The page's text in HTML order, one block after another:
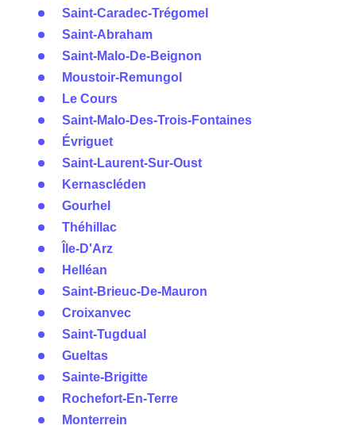
Saint-Caradec-Trégomel
Saint-Abraham
Saint-Malo-De-Beignon
Moustoir-Remungol
Le Cours
Saint-Malo-Des-Trois-Fontaines
Évriguet
Saint-Laurent-Sur-Oust
Kernascléden
Gourhel
Théhillac
Île-D'Arz
Helléan
Saint-Brieuc-De-Mauron
Croixanvec
Saint-Tugdual
Gueltas
Sainte-Brigitte
Rochefort-En-Terre
Monterrein